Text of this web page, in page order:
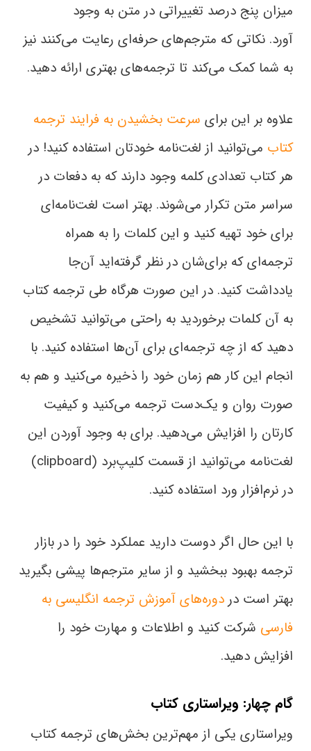
میزان پنج درصد تغییراتی در متن به وجود
آورد. نکاتی که مترجم‌های حرفه‌ای رعایت می‌کنند نیز
به شما کمک می‌کند تا ترجمه‌‌های بهتری ارائه دهید.
علاوه بر این برای سرعت بخشیدن به فرایند ترجمه
کتاب می‌توانید از لغت‌نامه‌ خودتان استفاده کنید! در
هر کتاب تعدادی کلمه وجود دارند که به دفعات در
سراسر متن تکرار می‌شوند. بهتر است لغت‌نامه‌ای
برای خود تهیه کنید و این کلمات را به همراه
ترجمه‌ای که برای‌شان در نظر گرفته‌اید آن‌جا
یادداشت کنید. در این صورت هرگاه طی ترجمه کتاب
به آن کلمات برخوردید به راحتی‌ می‌توانید تشخیص
دهید که از چه ترجمه‌ای برای آن‌ها استفاده کنید. با
انجام این کار هم زمان خود را ذخیره می‌کنید و هم به
صورت روان و یک‌دست ترجمه می‌کنید و کیفیت
کارتان را افزایش می‌دهید. برای به وجود آوردن این
لغت‌نامه می‌توانید از قسمت کلیپ‌برد (clipboard)
در نرم‌افزار ورد استفاده کنید.
با این حال اگر دوست دارید عملکرد خود را در بازار
ترجمه بهبود ببخشید و از سایر مترجم‌ها پیشی بگیرید
بهتر است در دوره‌های آموزش ترجمه انگلیسی به
فارسی شرکت کنید و اطلاعات و مهارت خود را
افزایش دهید.
گام چهار: ویراستاری کتاب
ویراستاری یکی از مهم‌ترین بخش‌های ترجمه کتاب